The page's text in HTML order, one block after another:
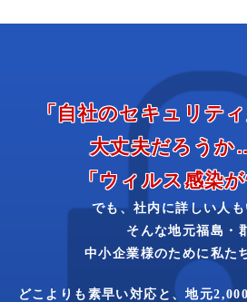
「自社のセキュリティ
大丈夫だろうか
「ウィルス感染が
でも、 社内に詳しい人も
そんな地元福島・
中小企業様のために私た
どこよりも素早い対応と、地元